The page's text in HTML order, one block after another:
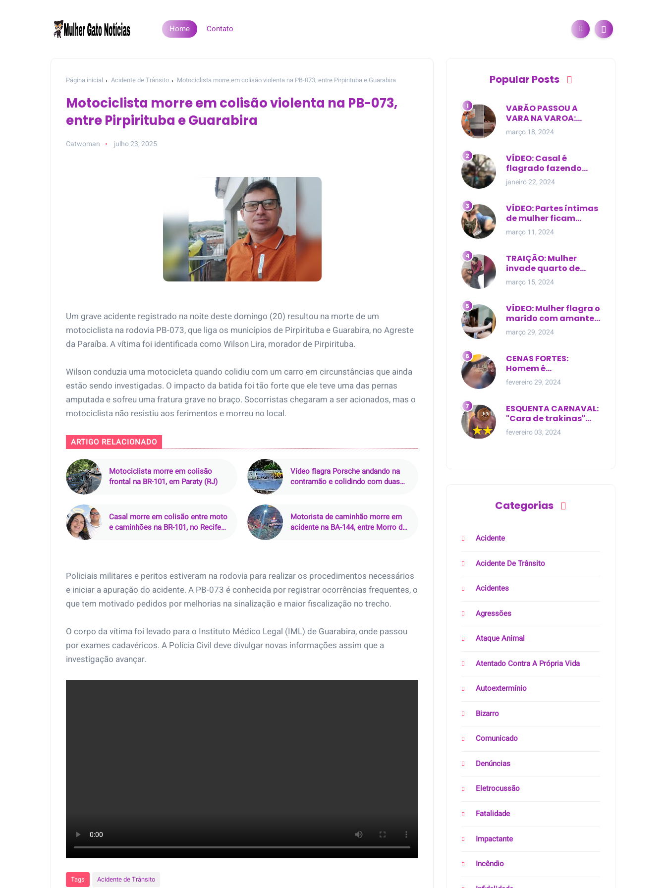
Home Contato
Página inicial Acidente de Trânsito Motociclista morre em colisão violenta na PB-073, entre Pirpirituba e Guarabira
Motociclista morre em colisão violenta na PB-073,
entre Pirpirituba e Guarabira
Catwoman julho 23, 2025
Um grave acidente registrado na noite deste domingo (20) resultou na morte de um
motociclista na rodovia PB-073, que liga os municípios de Pirpirituba e Guarabira, no Agreste
da Paraíba. A vítima foi identificada como Wilson Lira, morador de Pirpirituba.
Wilson conduzia uma motocicleta quando colidiu com um carro em circunstâncias que ainda
estão sendo investigadas. O impacto da batida foi tão forte que ele teve uma das pernas
amputada e sofreu uma fratura grave no braço. Socorristas chegaram a ser acionados, mas o
motociclista não resistiu aos ferimentos e morreu no local.
ARTIGO RELACIONADO
Motociclista morre em colisão
frontal na BR-101, em Paraty (RJ)
Vídeo flagra Porsche andando na
contramão e colidindo com duas
Casal morre em colisão entre moto
e caminhões na BR-101, no Recife
Motorista de caminhão morre em
acidente na BA-144, entre Morro do
Policiais militares e peritos estiveram na rodovia para realizar os procedimentos necessários
e iniciar a apuração do acidente. A PB-073 é conhecida por registrar ocorrências frequentes, o
que tem motivado pedidos por melhorias na sinalização e maior fiscalização no trecho.
O corpo da vítima foi levado para o Instituto Médico Legal (IML) de Guarabira, onde passou
por exames cadavéricos. A Polícia Civil deve divulgar novas informações assim que a
investigação avançar.
Tags Acidente de Trânsito
Popular Posts
VARÃO PASSOU A
VARA NA VAROA:
Esposa de pregador
evangélico descobre
extra-conjugal
março 18, 2024
VÍDEO: Casal é
flagrado fazendo
sexo dentro de
cemitério, em cima de
janeiro 22, 2024
VÍDEO: Partes íntimas
de mulher ficam
expostas durante
briga em Manaus
março 11, 2024
TRAIÇÃO: Mulher
invade quarto de
motel e encontra o
marido com outra na
março 15, 2024
VÍDEO: Mulher flagra o
marido com amante
dentro da própria
residência
março 29, 2024
CENAS FORTES:
Homem é
brutalmente atacado
e morto a golpes de
fevereiro 29, 2024
ESQUENTA CARNAVAL:
"Cara de trakinas"
dança seminua no
meio da rua na Bahia
fevereiro 03, 2024
Categorias
Acidente
Acidente De Trânsito
Acidentes
Agressões
Ataque Animal
Atentado Contra A Própria Vida
Autoextermínio
Bizarro
Comunicado
Denúncias
Eletrocussão
Fatalidade
Impactante
Incêndio